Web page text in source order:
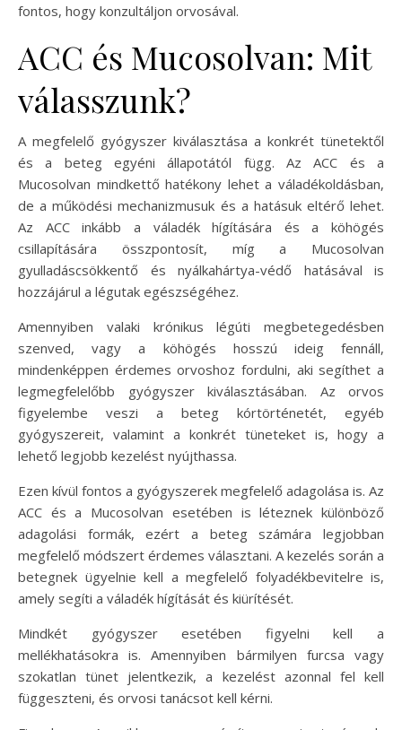
fontos, hogy konzultáljon orvosával.
ACC és Mucosolvan: Mit
válasszunk?
A megfelelő gyógyszer kiválasztása a konkrét tünetektől
és a beteg egyéni állapotától függ. Az ACC és a
Mucosolvan mindkettő hatékony lehet a váladékoldásban,
de a működési mechanizmusuk és a hatásuk eltérő lehet.
Az ACC inkább a váladék hígítására és a köhögés
csillapítására összpontosít, míg a Mucosolvan
gyulladáscsökkentő és nyálkahártya-védő hatásával is
hozzájárul a légutak egészségéhez.
Amennyiben valaki krónikus légúti megbetegedésben
szenved, vagy a köhögés hosszú ideig fennáll,
mindenképpen érdemes orvoshoz fordulni, aki segíthet a
legmegfelelőbb gyógyszer kiválasztásában. Az orvos
figyelembe veszi a beteg kórtörténetét, egyéb
gyógyszereit, valamint a konkrét tüneteket is, hogy a
lehető legjobb kezelést nyújthassa.
Ezen kívül fontos a gyógyszerek megfelelő adagolása is. Az
ACC és a Mucosolvan esetében is léteznek különböző
adagolási formák, ezért a beteg számára legjobban
megfelelő módszert érdemes választani. A kezelés során a
betegnek ügyelnie kell a megfelelő folyadékbevitelre is,
amely segíti a váladék hígítását és kiürítését.
Mindkét gyógyszer esetében figyelni kell a
mellékhatásokra is. Amennyiben bármilyen furcsa vagy
szokatlan tünet jelentkezik, a kezelést azonnal fel kell
függeszteni, és orvosi tanácsot kell kérni.